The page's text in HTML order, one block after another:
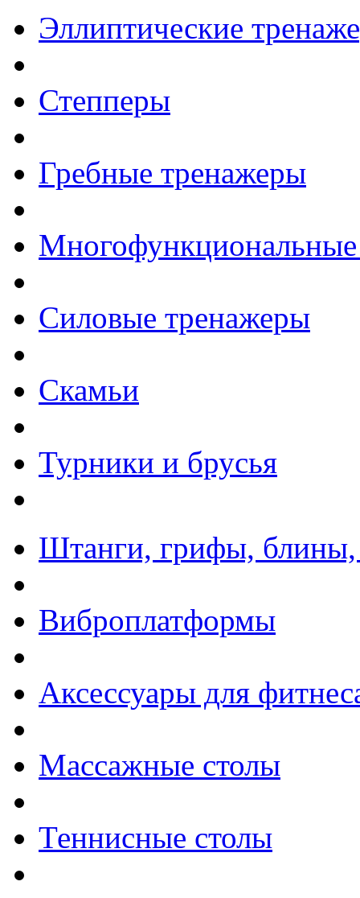
Эллиптические
Степперы
Гребные тренажеры
Силовые тренажеры
Скамьи
Турники и брусья
Штанги, грифы, блины,
Виброплатформы
Аксессуары для
Массажные столы
Теннисные столы